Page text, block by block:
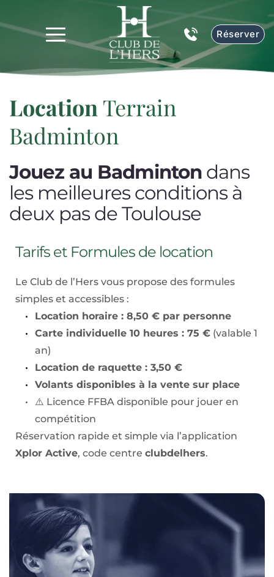
Réserver
Location Terrain
Badminton
Jouez au Badminton dans
les meilleures conditions à
deux pas de Toulouse
Tarifs et Formules de location
Le Club de l’Hers vous propose des formules
simples et accessibles :
Location horaire : 8,50 € par personne
Carte individuelle 10 heures : 75 € (valable 1
an)
Location de raquette : 3,50 €
Volants disponibles à la vente sur place
⚠️ Licence FFBA disponible pour jouer en
compétition
Xplor Active, code centre clubdelhers.